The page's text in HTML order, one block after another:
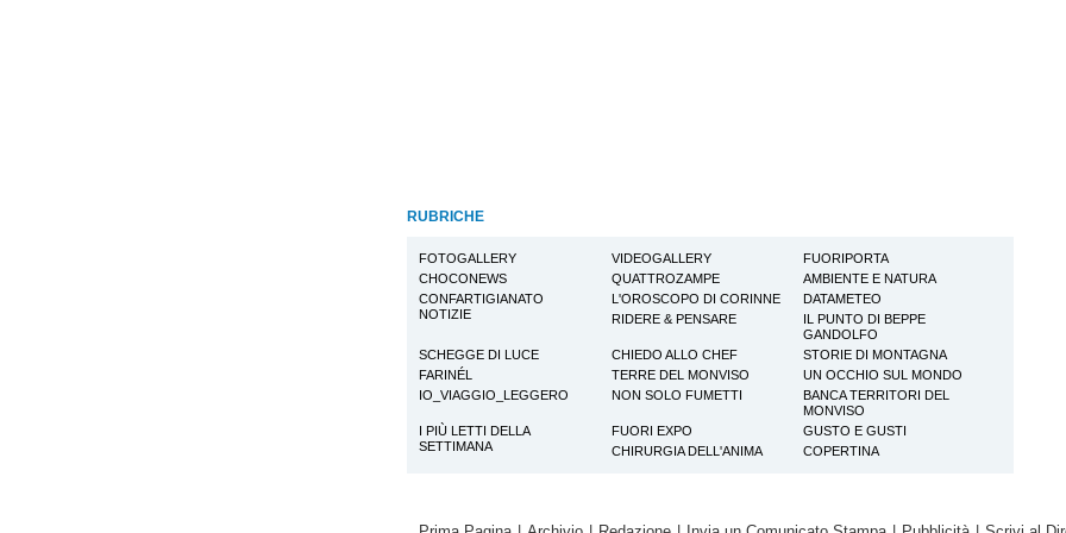
RUBRICHE
FOTOGALLERY VIDEOGALLERY
FUORIPORTA
CHOCONEWS
QUATTROZAMPE
AMBIENTE E NATURA
CONFARTIGIANATO
NOTIZIE
L'OROSCOPO DI CORINNE
DATAMETEO
RIDERE & PENSARE
IL PUNTO DI BEPPE
GANDOLFO
SCHEGGE DI LUCE
CHIEDO ALLO CHEF
STORIE DI MONTAGNA
FARINÉL
TERRE DEL MONVISO
UN OCCHIO SUL MONDO
IO_VIAGGIO_LEGGERO
NON SOLO FUMETTI
BANCA TERRITORI DEL
MONVISO
I PIÙ LETTI DELLA
SETTIMANA
FUORI EXPO
GUSTO E GUSTI
CHIRURGIA DELL'ANIMA
COPERTINA